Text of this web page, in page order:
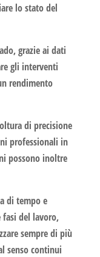
lo stato del
grazie ai dati
gli interventi
rendimento
di precisione
professionali in
possono inoltre
di tempo e
fasi del lavoro,
sempre di più
senso continui